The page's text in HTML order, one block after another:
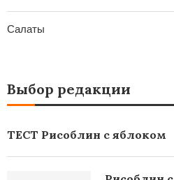
Салаты
Выбор редакции
ТЕСТ Рисоблин с яблоком